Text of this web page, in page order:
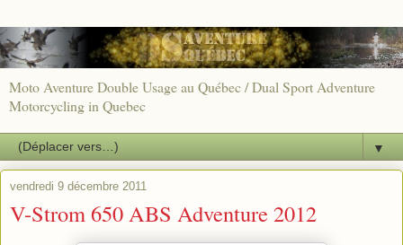
Moto Aventure Double Usage au Québec / Dual Sport Adventure
Motorcycling in Quebec
▼
vendredi 9 décembre 2011
V-Strom 650 ABS Adventure 2012